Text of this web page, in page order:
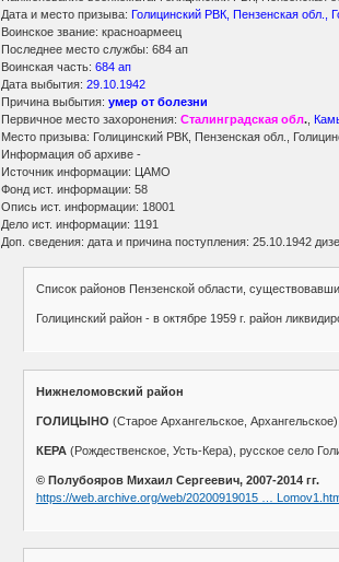
Дата и место призыва: Голицинский РВК, Пензенская обл.,
Воинское звание: красноармеец
Последнее место службы: 684 ап
Воинская часть: 684 ап
Дата выбытия:29.10.1942
Причина выбытия: умер от болезни
Первичное место захоронения: Сталинградская обл.
Место призыва: Голицинский РВК, Пензенская обл.,
Информация об архиве -
Источник информации: ЦАМО
Фонд ист. информации: 58
Опись ист. информации: 18001
Дело ист. информации: 1191
Доп. сведения: дата и причина поступления: 25.10.1942
Список районов Пензенской области,
Голицинский район - в октябре 1959 г. район
Нижнеломовский район
ГОЛИЦЫНО (Старое Архангельское,
КЕРА(Рождественское, Усть-Кера), русское село
© Полубояров Михаил Сергеевич, 2007-2014 гг.
https://web.archive.org/web/20200919015 …